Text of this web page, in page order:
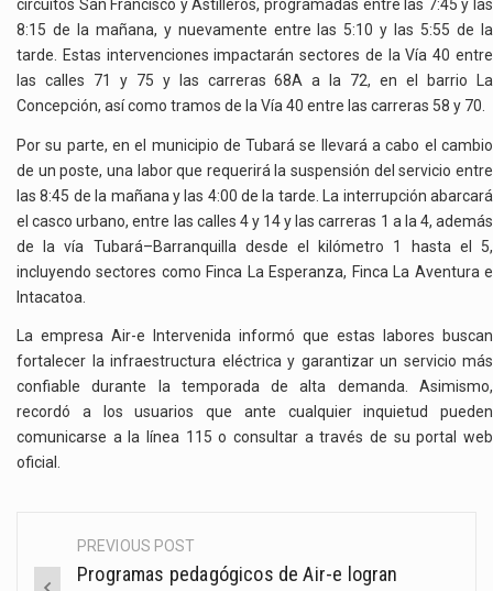
circuitos San Francisco y Astilleros, programadas entre las 7:45 y las
8:15 de la mañana, y nuevamente entre las 5:10 y las 5:55 de la
tarde. Estas intervenciones impactarán sectores de la Vía 40 entre
las calles 71 y 75 y las carreras 68A a la 72, en el barrio La
Concepción, así como tramos de la Vía 40 entre las carreras 58 y 70.
Por su parte, en el municipio de Tubará se llevará a cabo el cambio
de un poste, una labor que requerirá la suspensión del servicio entre
las 8:45 de la mañana y las 4:00 de la tarde. La interrupción abarcará
el casco urbano, entre las calles 4 y 14 y las carreras 1 a la 4, además
de la vía Tubará–Barranquilla desde el kilómetro 1 hasta el 5,
incluyendo sectores como Finca La Esperanza, Finca La Aventura e
Intacatoa.
La empresa Air-e Intervenida informó que estas labores buscan
fortalecer la infraestructura eléctrica y garantizar un servicio más
confiable durante la temporada de alta demanda. Asimismo,
recordó a los usuarios que ante cualquier inquietud pueden
comunicarse a la línea 115 o consultar a través de su portal web
oficial.
PostPREVIOUS POST
Programas pedagógicos de Air-e logran